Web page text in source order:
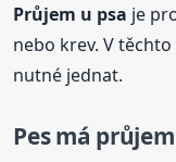
Průjem u psa je
nebo krev. V
nutné jednat.
Pes má